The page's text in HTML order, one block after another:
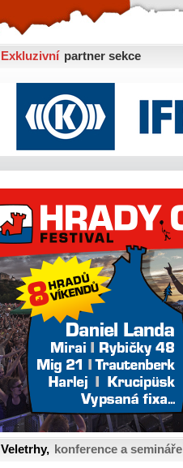
Exkluzivní partner sekce
Veletrhy, konference a semináře